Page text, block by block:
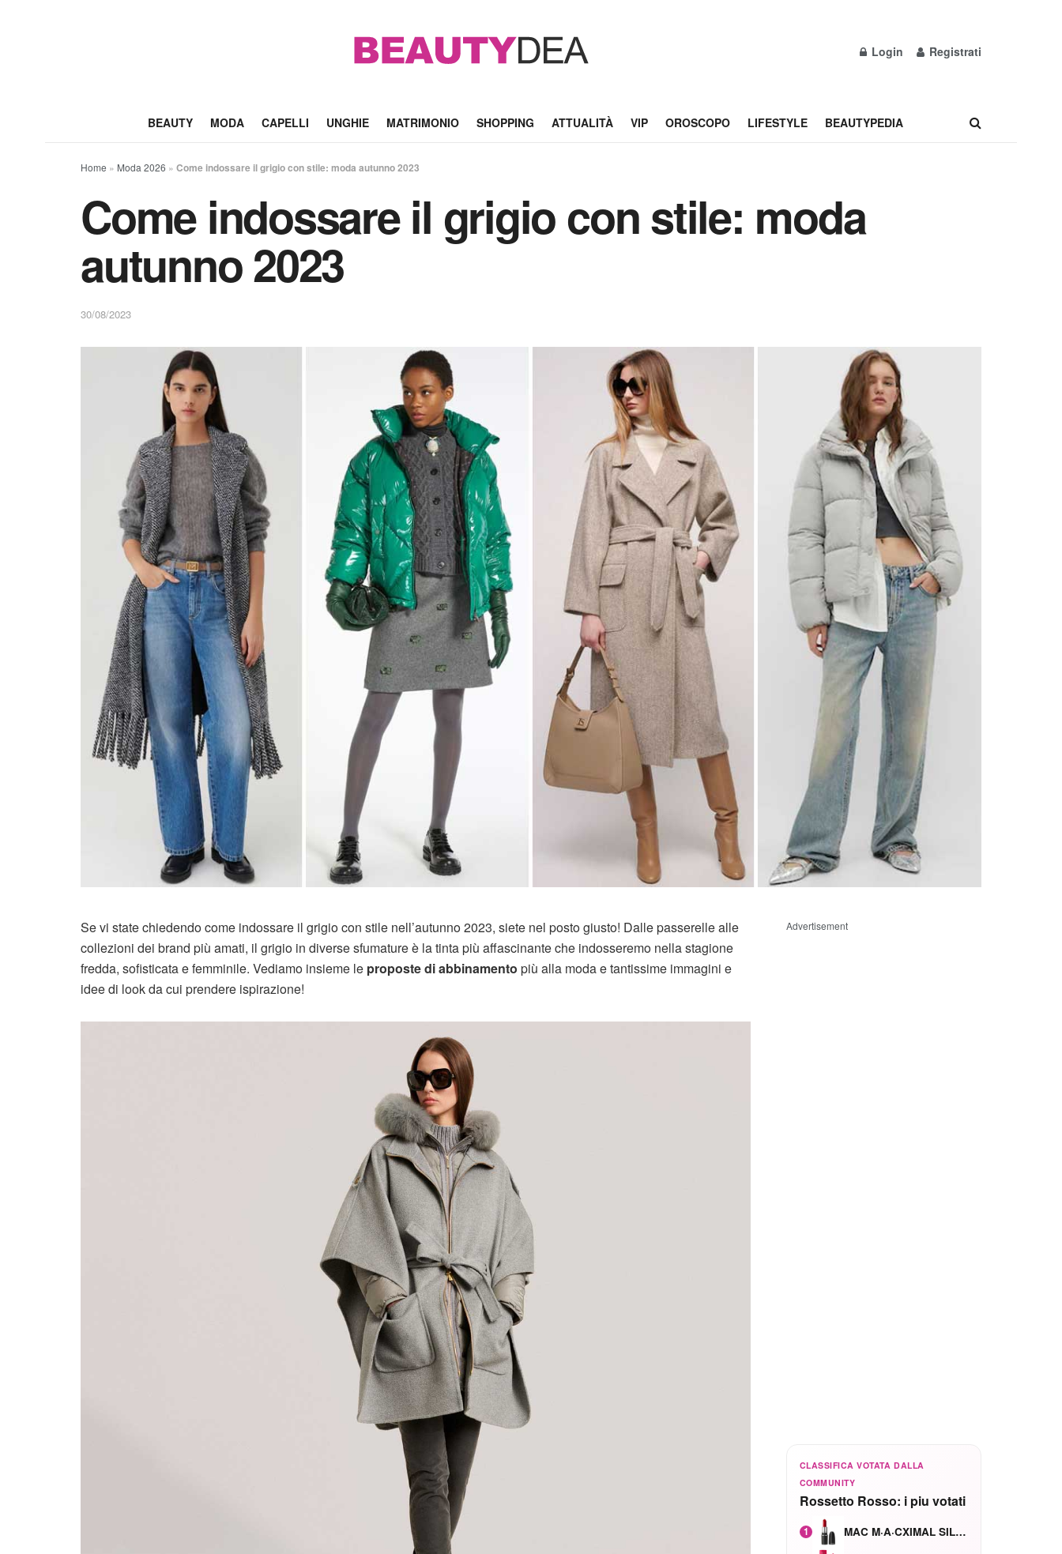
Login Registrati
BEAUTY MODA CAPELLI UNGHIE MATRIMONIO SHOPPING ATTUALITÀ VIP OROSCOPO LIFESTYLE BEAUTYPEDIA
Home » Moda 2026 » Come indossare il grigio con stile: moda autunno 2023
Come indossare il grigio con stile: moda
autunno 2023
30/08/2023
Se vi state chiedendo come indossare il grigio con stile nell’autunno 2023, siete nel posto giusto! Dalle passerelle alle
collezioni dei brand più amati, il grigio in diverse sfumature è la tinta più affascinante che indosseremo nella stagione
fredda, sofisticata e femminile. Vediamo insieme le proposte di abbinamento più alla moda e tantissime immagini e
idee di look da cui prendere ispirazione!
Advertisement
CLASSIFICA VOTATA DALLA
COMMUNITY
Rossetto Rosso: i piu votati
1 MAC M·A·CXIMAL SILKY MATTE Red Rock mat